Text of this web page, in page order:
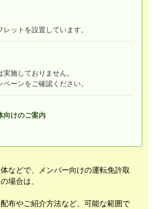
ットを設置しています。
施しておりません。
ーンをご確認ください。
向けのご案内
などで、メンバー向けの運転免許取
場合は、
布やご紹介方法など、可能な範囲で